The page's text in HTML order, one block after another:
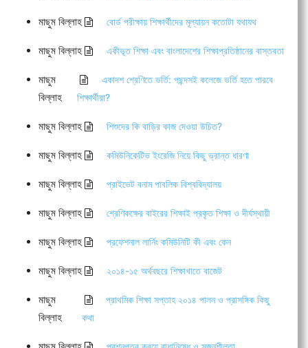
মাছুম বিল্লাহ বোর্ড পরীক্ষায় শিক্ষার্থীদের মূল্যায়ন কতোটা যথাযথ
মাছুম বিল্লাহ একীভূত শিক্ষা এবং বাংলাদেশের শিক্ষাপ্রতিষ্ঠানের বাস্তবতা
মাছুম
বিল্লাহ
একাদশ শ্রেণিতে ভর্তি: পছন্দসই কলেজে ভর্তি হতে পারবে
শিক্ষার্থীরা?
মাছুম বিল্লাহ শিশুদের কি বাড়ির কাজ দেওয়া উচিত?
মাছুম বিল্লাহ কমিউনিকেটিভ ইংরেজি নিয়ে কিছু ভ্রান্ত ধারণা
মাছুম বিল্লাহ প্রাইভেট বনাম পাবলিক বিশ্ববিদ্যালয়
মাছুম বিল্লাহ শ্রেণিকক্ষের বাইরের শিক্ষাই প্রকৃত শিক্ষা ও দীর্ঘস্থায়ী
মাছুম বিল্লাহ প্রফেশনাল লার্নিং কমিউনিটি কী এবং কেন
মাছুম বিল্লাহ ২০১৪-১৫ অর্থবছরে শিক্ষাখাতে বাজেট
মাছুম
বিল্লাহ
প্রাথমিক শিক্ষা সপ্তাহ ২০১৪ পালন ও প্রাসঙ্গিক কিছু
কথা